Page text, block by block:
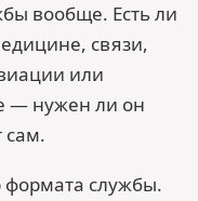
вообще. Есть ли
связи,
или
— нужен ли он
сам.
формата службы.